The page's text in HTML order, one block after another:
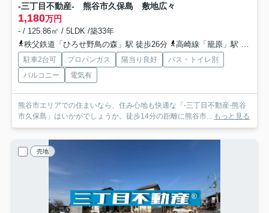
-三丁目不動産- 熊谷市久保島 敷地広々
1,180万円
- / 125.86㎡ / 5LDK /築33年
秩父鉄道「ひろせ野鳥の森」駅 徒歩26分
高崎線「籠原」駅 徒歩32分
駐車2台可 プロパンガス 陽当り良好
バス・トイレ別
バルコニー
電気有
熊谷市エリアでの住まいなら、住み心地も快適な「-三丁目不動産-熊谷
市久保島」はいかがでしょうか。徒歩14分の距離に熊谷市... もっと見る
売地